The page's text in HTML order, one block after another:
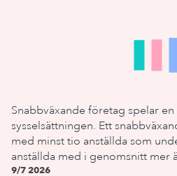
Snabbväxande företag spelar
sysselsättningen. Ett
med minst tio anställda som
anställda med i genomsnitt mer
9/7 2026